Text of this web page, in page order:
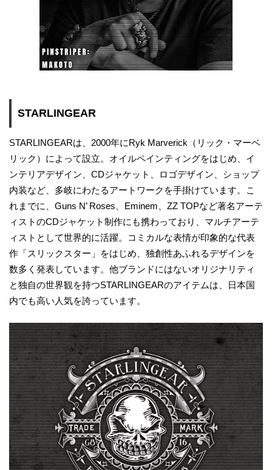
STARLINGEAR
STARLINGEARは、2000年にRyk Marverick（リック・マーベ
リック）によって設立。オイルペインティングをはじめ、イ
ンテリアデザイン、CDジャケット、ロゴデザイン、ショップ
内装など、多岐にわたるアートワークを手掛けています。こ
れまでに、Guns N’ Roses、Eminem、ZZ TOPなど著名アーテ
ィストのCDジャケット制作にも携わっており、マルチアーテ
ィストとして世界的に活躍。コミカルな表情が印象的な代表
作「スリックスター」をはじめ、独創性あふれるデザインを
数多く発表しています。他ブランドにはないオリジナリティ
と独自の世界観を持つSTARLINGEARのアイテムは、日本国
内でも高い人気を誇っています。